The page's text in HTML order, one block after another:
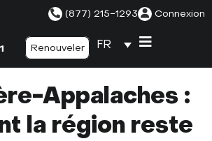
(877) 215-1293 Connexion
Renouveler FR
Appalaches :
la région reste